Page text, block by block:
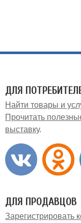
ДЛЯ
Найти товары и
Прочитать
выставку
ДЛЯ ПРОДАВЦОВ
Зарегистрировать